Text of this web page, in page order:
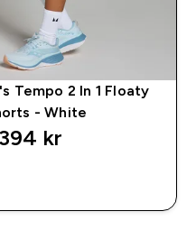
Tempo 2 In 1 Floaty
- White
394 kr‎